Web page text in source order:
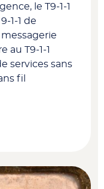
le T9-1-1
1-1 de
au T9-1-1
services sans
fil